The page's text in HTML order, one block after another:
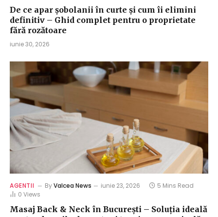
De ce apar șobolanii în curte și cum îi elimini
definitiv – Ghid complet pentru o proprietate
fără rozătoare
iunie 30, 2026
AGENTII ByValcea News iunie 23, 2026
5 Mins Read
0 Views
Masaj Back & Neck în București – Soluția ideală